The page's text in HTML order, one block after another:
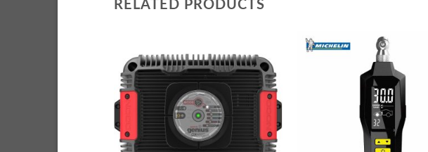
RELATED PRODUCTS